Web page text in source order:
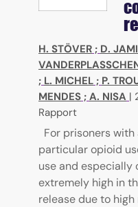
H. STÖVER ; D.
; L. MICHEL ; P.
MENDES ; A. NISA |
Rapport
For prisoners
particular opioid
use and especially
extremely high in
release due to